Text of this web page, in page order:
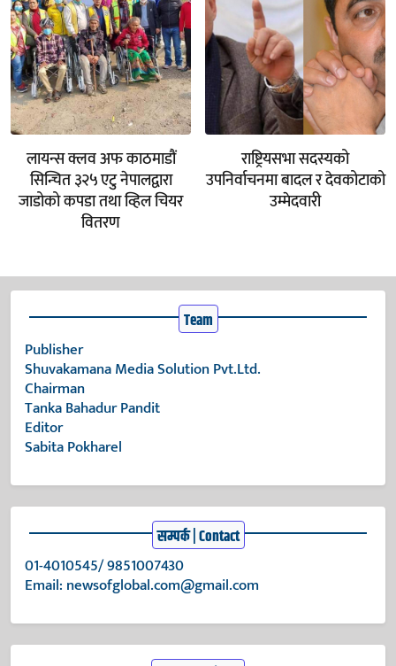
लायन्स क्लव अफ काठमाडौं
सिन्चित ३२५ एटु नेपालद्वारा
जाडोको कपडा तथा व्हिल चियर
वितरण
राष्ट्रियसभा सदस्यको
उपनिर्वाचनमा बादल र देवकोटाको
उम्मेदवारी
Team
Publisher
Shuvakamana Media Solution Pvt.Ltd.
Chairman
Tanka Bahadur Pandit
Editor
Sabita Pokharel
सम्पर्क | Contact
01-4010545/ 9851007430
Email: newsofglobal.com@gmail.com